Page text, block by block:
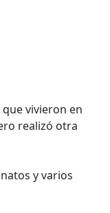
vivieron en
realizó otra
y varios